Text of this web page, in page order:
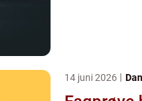
14 juni 2026